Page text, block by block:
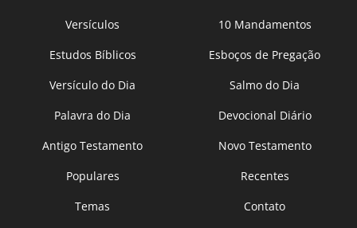
Versículos
10 Mandamentos
Estudos Bíblicos
Esboços de Pregação
Versículo do Dia
Salmo do Dia
Palavra do Dia
Devocional Diário
Antigo Testamento
Novo Testamento
Populares
Recentes
Temas
Contato